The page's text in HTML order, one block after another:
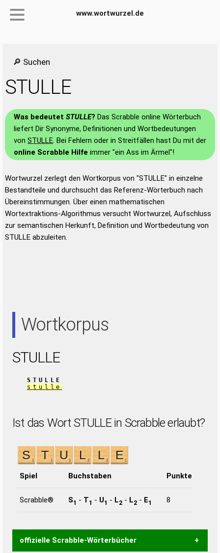
www.wortwurzel.de
🔎 Suchen
STULLE
Was bedeutet STULLE? Das Scrabble online Wörterbuch
liefert Dir Synonyme, Definitionen und Wortbedeutungen
von STULLE. Bei Fehlern oder in Streitfällen hast Du mit der
online Scrabble Hilfe immer "ein Ass im Ärmel"!
Wortwurzel zerlegt den Wortkorpus von "STULLE" in einzelne
Bestandteile und durchsucht das Referenz-Wörterbuch nach
Übereinstimmungen. Über einen mathematischen
Wortextraktions-Algorithmus versucht Wortwurzel, Aufschluss
zur semantischen Herkunft, Definition und Wortbedeutung von
STULLE abzuleiten.
Wortkorpus
STULLE
STULLE
stulle
Ist das Wort STULLE in Scrabble erlaubt?
Spiel Buchstaben Punkte
Scrabble® S1 - T1 - U1 - L2 - L2 - E1 8
offizielle Scrabble-Wörterbücher